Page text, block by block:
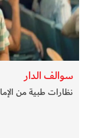
سوالف الدار
نظارات طبية من